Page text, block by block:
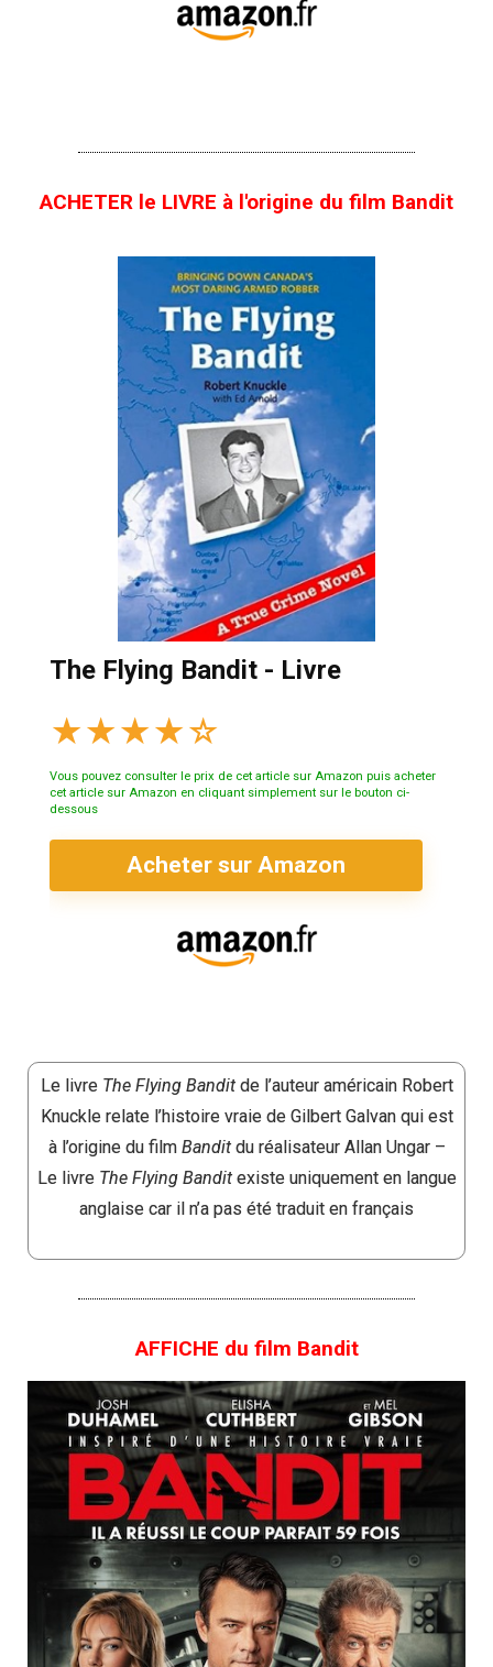
ACHETER le LIVRE à l'origine du film Bandit
The Flying Bandit - Livre
★★★★☆
Vous pouvez consulter le prix de cet article sur Amazon puis acheter
cet article sur Amazon en cliquant simplement sur le bouton ci-
dessous
Acheter sur Amazon
Le livre The Flying Banditde l’auteur américain Robert
Knuckle relate l’histoire vraie de Gilbert Galvan qui est
à l’origine du film Banditdu réalisateur Allan Ungar –
Le livre The Flying Banditexiste uniquement en langue
anglaise car il n’a pas été traduit en français
AFFICHE du film Bandit